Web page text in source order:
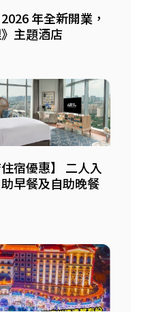
年全新開業，
主題酒店
宿優惠】 二人入
早餐及自助晚餐